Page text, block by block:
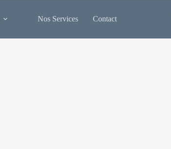
Nos Services Contact